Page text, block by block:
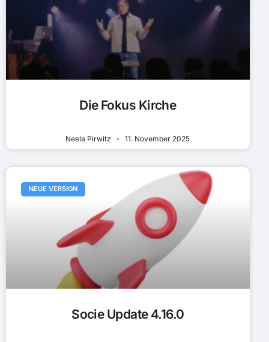
Die Fokus Kirche
Neela Pirwitz 11. November 2025
NEUE VERSION
Socie Update 4.16.0